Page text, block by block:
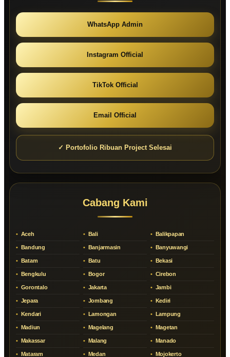
WhatsApp Admin
Instagram Official
TikTok Official
Email Official
✓ Portofolio Ribuan Project Selesai
Cabang Kami
Aceh Bali Balikpapan
Bandung Banjarmasin Banyuwangi
Batam Batu Bekasi
Bengkulu Bogor Cirebon
Gorontalo Jakarta Jambi
Jepara Jombang Kediri
Kendari Lamongan Lampung
Madiun Magelang Magetan
Makassar Malang Manado
Mataram Medan Mojokerto